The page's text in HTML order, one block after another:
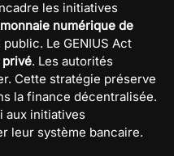
les initiatives
monnaie numérique de
Le GENIUS Act
privé. Les autorités
Cette stratégie préserve
la finance décentralisée.
aux initiatives
leur système bancaire.